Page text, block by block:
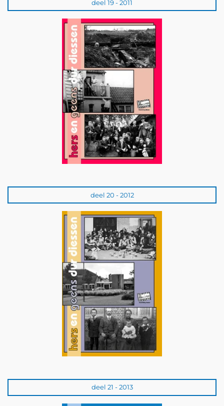
deel 19 - 2011
deel 20 - 2012
deel 21 - 2013